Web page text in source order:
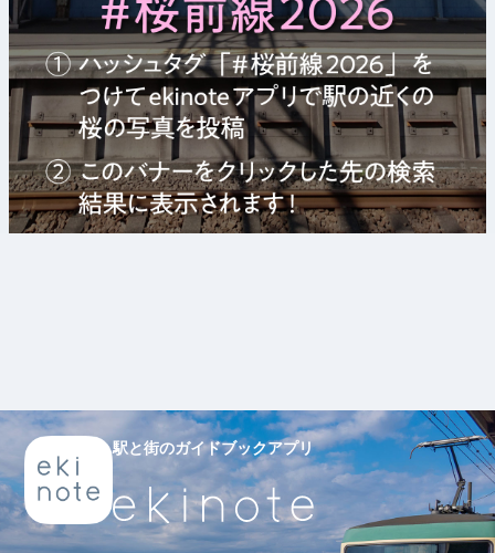
駅と街のガイドブックアプリ